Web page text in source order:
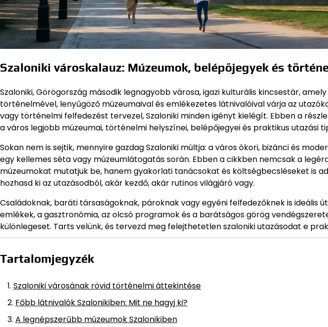
Szaloniki városkalauz: Múzeumok, belépőjegyek és
Szaloniki, Görögország második legnagyobb városa, igazi kulturális kincsestár,
történelmével, lenyűgöző múzeumaival és emlékezetes látnivalóival várja az
vagy történelmi felfedezést tervezel, Szaloniki minden igényt kielégít. Ebben a
a város legjobb múzeumai, történelmi helyszínei, belépőjegyei és praktikus utazási
Sokan nem is sejtik, mennyire gazdag Szaloniki múltja: a város ókori, bizánci és
egy kellemes séta vagy múzeumlátogatás során. Ebben a cikkben nemcsak a
múzeumokat mutatjuk be, hanem gyakorlati tanácsokat és költségbecsléseket is
hozhasd ki az utazásodból, akár kezdő, akár rutinos világjáró vagy.
Családoknak, baráti társaságoknak, pároknak vagy egyéni felfedezőknek is ideális
emlékek, a gasztronómia, az olcsó programok és a barátságos görög
különlegeset. Tarts velünk, és tervezd meg felejthetetlen szaloniki utazásodat e
Tartalomjegyzék
Szaloniki városának rövid történelmi áttekintése
Főbb látnivalók Szalonikiben: Mit ne hagyj ki?
A legnépszerűbb múzeumok Szalonikiben